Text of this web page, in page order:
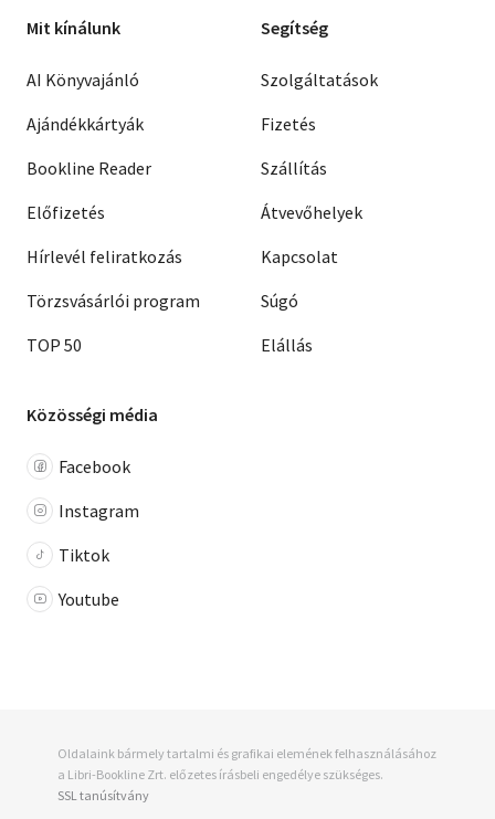
Mit kínálunk
AI Könyvajánló
Ajándékkártyák
Bookline Reader
Előfizetés
Hírlevél feliratkozás
Törzsvásárlói program
TOP 50
Segítség
Szolgáltatások
Fizetés
Szállítás
Átvevőhelyek
Kapcsolat
Súgó
Elállás
Közösségi média
Facebook
Instagram
Tiktok
Youtube
Oldalaink bármely tartalmi és grafikai elemének felhasználásához
a Libri-Bookline Zrt. előzetes írásbeli engedélye szükséges.
SSL tanúsítvány